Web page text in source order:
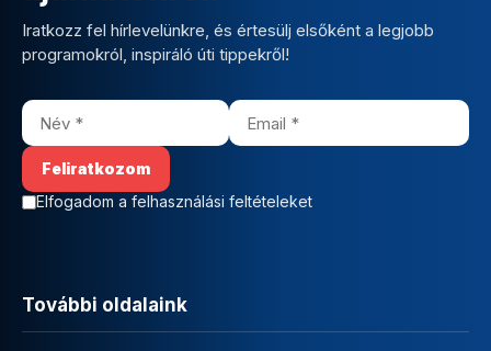
Iratkozz fel hírlevelünkre, és értesülj elsőként a legjobb
programokról, inspiráló úti tippekről!
Elfogadom a felhasználási feltételeket
További oldalaink